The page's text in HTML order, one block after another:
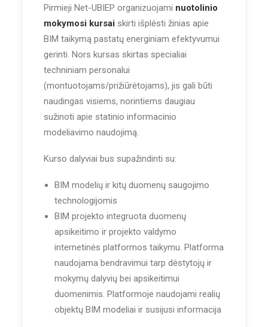
Pirmieji Net-UBIEP organizuojami nuotolinio
mokymosi kursai skirti išplėsti žinias apie
BIM taikymą pastatų energiniam efektyvumui
gerinti. Nors kursas skirtas specialiai
techniniam personalui
(montuotojams/prižiūrėtojams), jis gali būti
naudingas visiems, norintiems daugiau
sužinoti apie statinio informacinio
modeliavimo naudojimą.
Kurso dalyviai bus supažindinti su:
BIM modelių ir kitų duomenų saugojimo
technologijomis
BIM projekto integruota duomenų
apsikeitimo ir projekto valdymo
internetinės platformos taikymu. Platforma
naudojama bendravimui tarp dėstytojų ir
mokymų dalyvių bei apsikeitimui
duomenimis. Platformoje naudojami realių
objektų BIM modeliai ir susijusi informacija